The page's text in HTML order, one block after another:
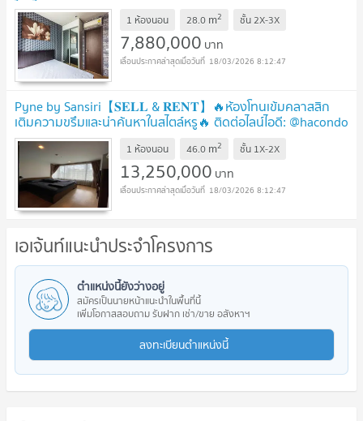
ไลน์ไอดี: @hacondo
1 ห้องนอน 28.0 m2 ชั้น2X-3X
7,880,000 บาท
18/03/2026 8:12:47
Pyne by Sansiri【𝐒𝐄𝐋𝐋 & 𝐑𝐄𝐍𝐓】🔥ห้องโทนเข้มคลาสสิก
เติมความขรึมและน่าค้นหาในสไตล์หรู🔥 ติดต่อไลน์ไอดี: @hacondo
1 ห้องนอน 46.0 m2 ชั้น 1X-2X
13,250,000 บาท
18/03/2026 8:12:47
เอเจ้นท์แนะนำประจำโครงการ
ตำแหน่งนี้ยังว่างอยู่
สมัครเป็นนายหน้าแนะนำในพื้นที่นี้
เพิ่มโอกาสสอบถาม รับฝาก เช่า/ขาย อสังหาฯ
ลงทะเบียนตำแหน่งนี้